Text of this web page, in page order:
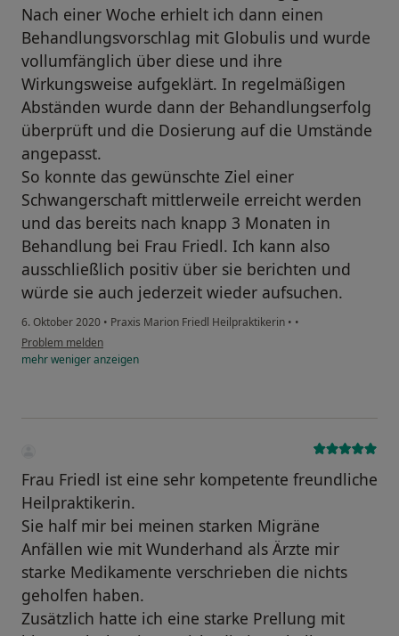
Nach einer Woche erhielt ich dann einen
Behandlungsvorschlag mit Globulis und wurde
vollumfänglich über diese und ihre
Wirkungsweise aufgeklärt. In regelmäßigen
Abständen wurde dann der Behandlungserfolg
überprüft und die Dosierung auf die Umstände
angepasst.
So konnte das gewünschte Ziel einer
Schwangerschaft mittlerweile erreicht werden
und das bereits nach knapp 3 Monaten in
Behandlung bei Frau Friedl. Ich kann also
ausschließlich positiv über sie berichten und
würde sie auch jederzeit wieder aufsuchen.
6. Oktober 2020 • Praxis Marion Friedl Heilpraktikerin • •
Problem melden
mehrwenigeranzeigen
Frau Friedl ist eine sehr kompetente freundliche
Heilpraktikerin.
Sie half mir bei meinen starken Migräne
Anfällen wie mit Wunderhand als Ärzte mir
starke Medikamente verschrieben die nichts
geholfen haben.
Zusätzlich hatte ich eine starke Prellung mit